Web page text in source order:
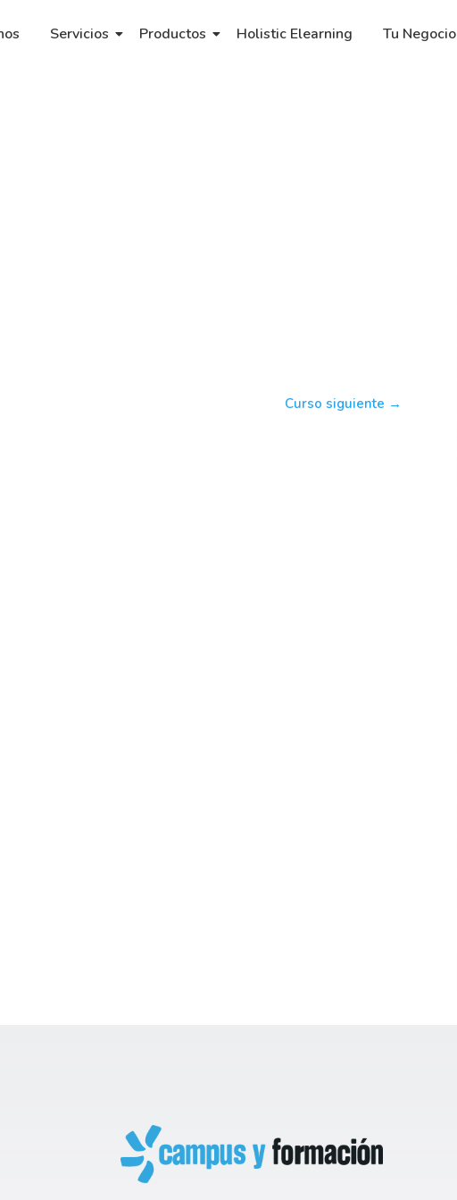
Servicios Productos Holistic Elearning Tu Negocio
Curso siguiente →